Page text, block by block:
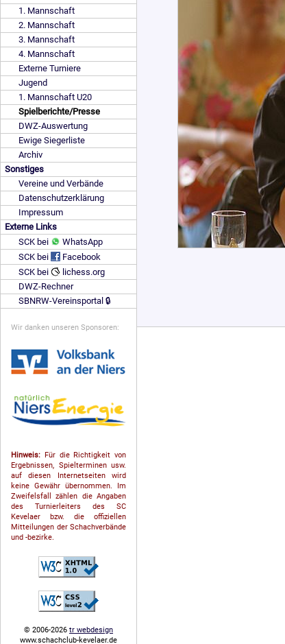
1. Mannschaft
2. Mannschaft
3. Mannschaft
4. Mannschaft
Externe Turniere
Jugend
1. Mannschaft U20
Spielberichte/Presse
DWZ-Auswertung
Ewige Siegerliste
Archiv
Sonstiges
Vereine und Verbände
Datenschutzerklärung
Impressum
Externe Links
SCK bei
WhatsApp
SCK bei
Facebook
SCK bei
lichess.org
DWZ-Rechner
SBNRW-Vereinsportal 🔒
Wir danken unseren Sponsoren:
Hinweis: Für die Richtigkeit von
Ergebnissen, Spielterminen usw.
auf diesen Internetseiten wird
keine Gewähr übernommen. Im
Zweifelsfall zählen die Angaben
des Turnierleiters des SC
Kevelaer bzw. die offiziellen
Mitteilungen der Schach­ver­bände
und -bezirke.
© 2006-2026 tr webdesign
www.schachclub-kevelaer.de